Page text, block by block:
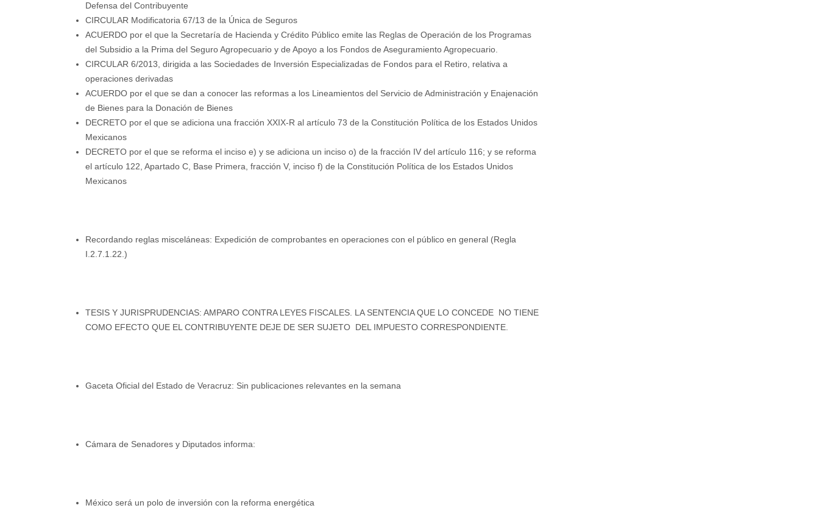
Defensa del Contribuyente
CIRCULAR Modificatoria 67/13 de la Única de Seguros
ACUERDO por el que la Secretaría de Hacienda y Crédito Público emite las Reglas de Operación de los Programas
del Subsidio a la Prima del Seguro Agropecuario y de Apoyo a los Fondos de Aseguramiento Agropecuario.
CIRCULAR 6/2013, dirigida a las Sociedades de Inversión Especializadas de Fondos para el Retiro, relativa a
operaciones derivadas
ACUERDO por el que se dan a conocer las reformas a los Lineamientos del Servicio de Administración y Enajenación
de Bienes para la Donación de Bienes
DECRETO por el que se adiciona una fracción XXIX-R al artículo 73 de la Constitución Política de los Estados Unidos
Mexicanos
DECRETO por el que se reforma el inciso e) y se adiciona un inciso o) de la fracción IV del artículo 116; y se reforma
el artículo 122, Apartado C, Base Primera, fracción V, inciso f) de la Constitución Política de los Estados Unidos
Mexicanos
Recordando reglas misceláneas: Expedición de comprobantes en operaciones con el público en general (Regla
I.2.7.1.22.)
TESIS Y JURISPRUDENCIAS: AMPARO CONTRA LEYES FISCALES. LA SENTENCIA QUE LO CONCEDE NO TIENE
COMO EFECTO QUE EL CONTRIBUYENTE DEJE DE SER SUJETO DEL IMPUESTO CORRESPONDIENTE.
Gaceta Oficial del Estado de Veracruz: Sin publicaciones relevantes en la semana
Cámara de Senadores y Diputados informa:
México será un polo de inversión con la reforma energética